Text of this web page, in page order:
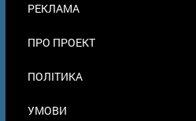
РЕКЛАМА
ПРО ПРОЕКТ
ПОЛІТИКА
УМОВИ